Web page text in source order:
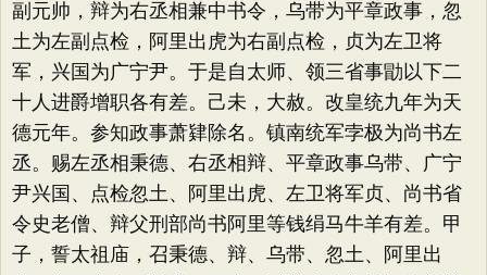
副元帅，辩为右丞相兼中书令，乌带为平章政事，忽
土为左副点检，阿里出虎为右副点检，贞为左卫将
军，兴国为广宁尹。于是自太师、领三省事勖以下二
十人进爵增职各有差。己未，大赦。改皇统九年为天
德元年。参知政事萧肄除名。镇南统军孛极为尚书左
丞。赐左丞相秉德、右丞相辩、平章政事乌带、广宁
尹兴国、点检忽土、阿里出虎、左卫将军贞、尚书省
令史老僧、辩父刑部尚书阿里等钱绢马牛羊有差。甲
子，誓太祖庙，召秉德、辩、乌带、忽土、阿里出